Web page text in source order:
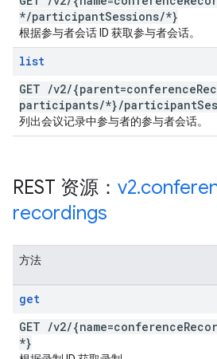
*/participantSessions/*}
根据参与者会话 ID 获取参与者会话。
list
GET /v2/{parent=conference
participants/*}/participant
列出会议记录中参与者的参与者会话。
REST 资源： v2.
recordings
方法
get
GET /v2/{name=conference
*}